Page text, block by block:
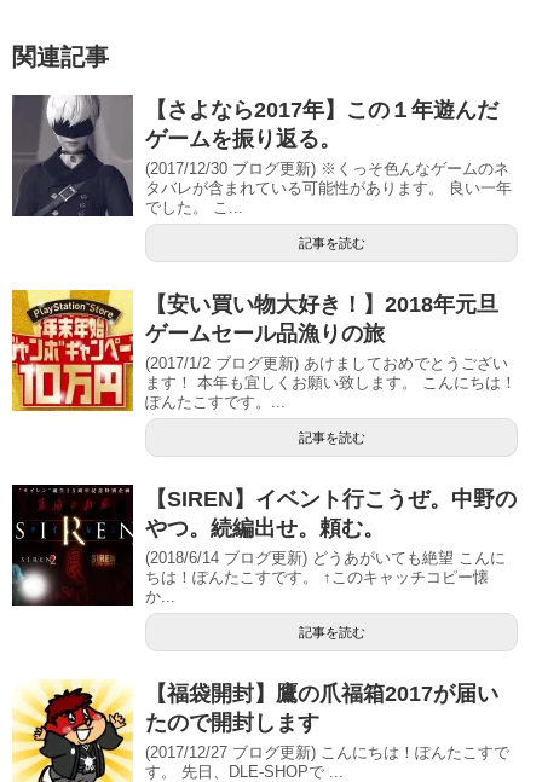
関連記事
【さよなら2017年】この１年遊んだ
ゲームを振り返る。
(2017/12/30 ブログ更新) ※くっそ色んなゲームのネ
タバレが含まれている可能性があります。 良い一年
でした。 こ...
記事を読む
【安い買い物大好き！】2018年元旦
ゲームセール品漁りの旅
(2017/1/2 ブログ更新) あけましておめでとうござい
ます！ 本年も宜しくお願い致します。 こんにちは！
ぽんたこすです。...
記事を読む
【SIREN】イベント行こうぜ。中野の
やつ。続編出せ。頼む。
(2018/6/14 ブログ更新) どうあがいても絶望 こんに
ちは！ぽんたこすです。 ↑このキャッチコピー懐
か...
記事を読む
【福袋開封】鷹の爪福箱2017が届い
たので開封します
(2017/12/27 ブログ更新) こんにちは！ぽんたこすで
す。 先日、DLE-SHOPで ...